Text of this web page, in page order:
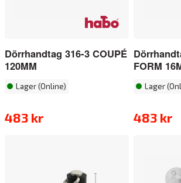
Dörrhandtag 316-3 COUPÉ
120MM
Lager (Online)
483 kr
FORM
Lager
483 kr